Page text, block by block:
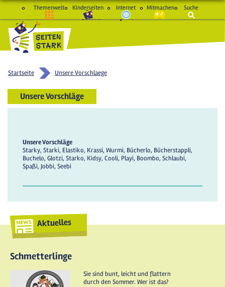
Themenwelt Kinderseiten Internet Mitmachen Suche
macht Spaß und schlau
Startseite Unsere Vorschlaege
Unsere Vorschläge
Unsere Vorschläge
Starky, Starki, Elastiko, Krassi, Wurmi, Bücherlo, Bücherstappli,
Buchelo, Glotzi, Starko, Kidsy, Cooli, Playi, Boombo, Schlaubi,
Spaßi, Jobbi, Seebi
Aktuelles
Schmetterlinge
Sie sind bunt, leicht und flattern
durch den Sommer. Wer ist das?